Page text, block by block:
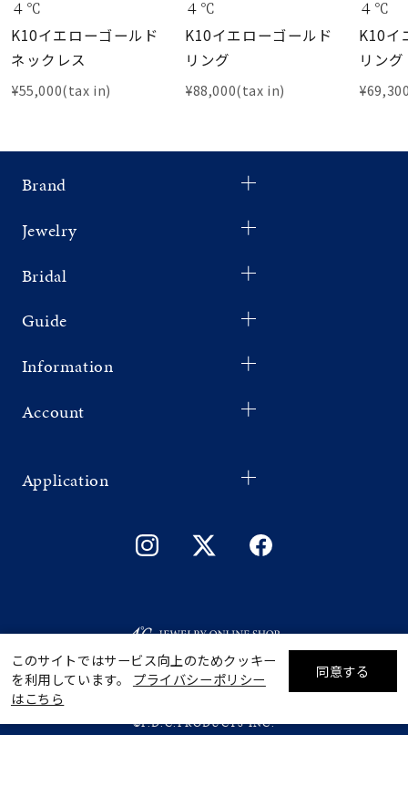
絞り込んで検索する
４℃
K10イエローゴールド
ネックレス
¥55,000(tax in)
４℃
K10イエローゴールド
リング
¥88,000(tax in)
４℃
K10イ
リング
Brand
Jewelry
Bridal
Guide
Information
Account
Application
©F.D.C.PRODUCTS INC.
このサイトではサービス向上のためクッキー
を利用しています。 プライバシーポリシー
はこちら
同意する